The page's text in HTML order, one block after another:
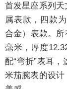
首发星座系列
属表款，四款
合金）表款。
毫米，厚度
配“弯折”表耳
米茄腕表的设